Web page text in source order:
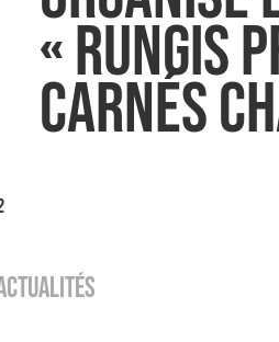
« Rungis
Carnés